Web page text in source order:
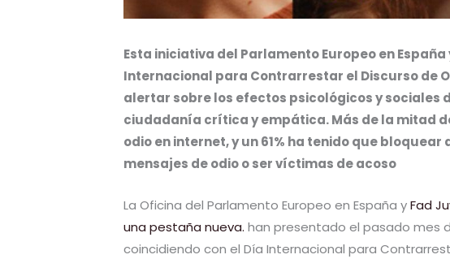
Esta iniciativa del Parlamento Europeo en
Internacional para Contrarrestar el Discurso de
alertar sobre los efectos psicológicos y sociales
ciudadanía crítica y empática. Más de la mitad
odio en internet, y un 61% ha tenido que
mensajes de odio o ser víctimas de acoso
La Oficina del Parlamento Europeo en España yFad
una pestaña nueva. han presentado el pasado mes
coincidiendo con el Día Internacional para